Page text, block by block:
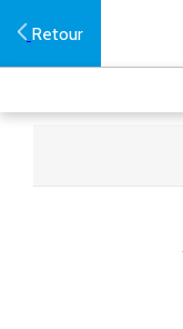
Retour